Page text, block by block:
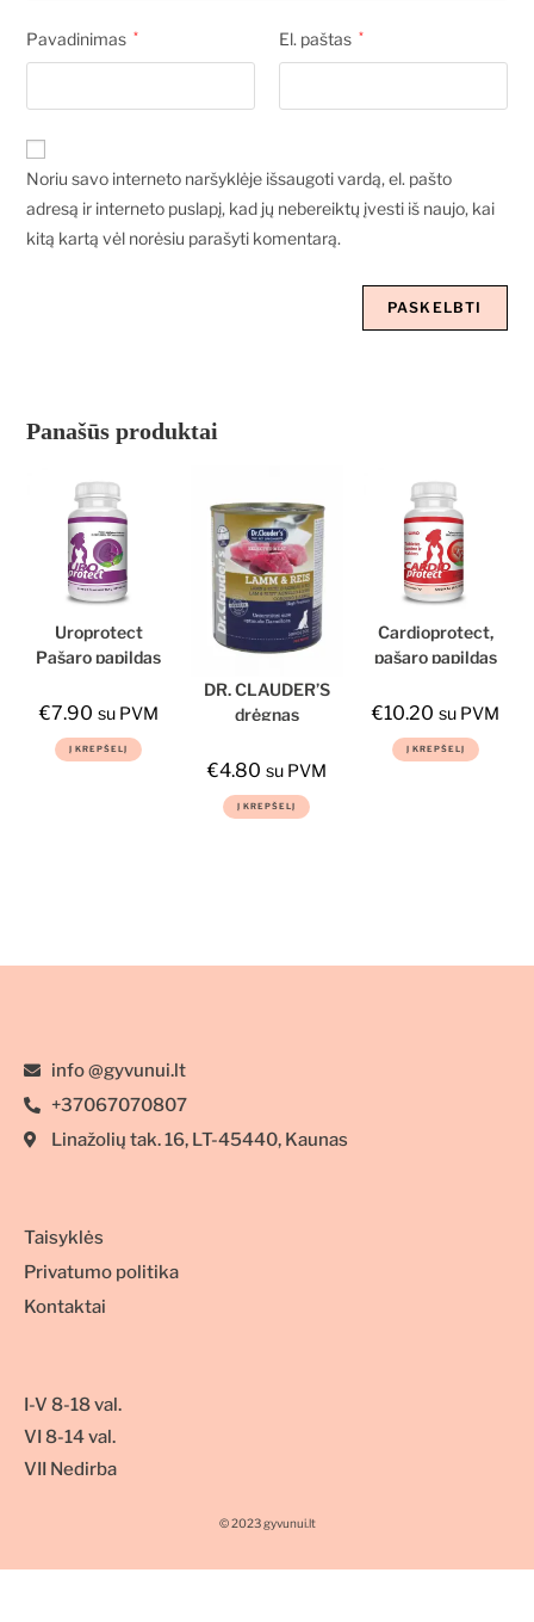
Pavadinimas * El. paštas *
Noriu savo interneto naršyklėje išsaugoti vardą, el. pašto
adresą ir interneto puslapį, kad jų nebereiktų įvesti iš naujo, kai
kitą kartą vėl norėsiu parašyti komentarą.
Panašūs produktai
Uroprotect
Pašaro papildas
katėms
€7.90 su PVM
Į KREPŠELĮ
DR. CLAUDER’S
drėgnas
su ėriena,
prebiotikais
€4.80 su PVM
Į KREPŠELĮ
Cardioprotect,
pašaro papildas
katėms
€10.20 su PVM
Į KREPŠELĮ
info @gyvunui.lt
+37067070807
Linažolių tak. 16, LT-45440, Kaunas
Taisyklės
Privatumo politika
Kontaktai
I-V 8-18 val.
VI 8-14 val.
VII Nedirba
© 2023 gyvunui.lt